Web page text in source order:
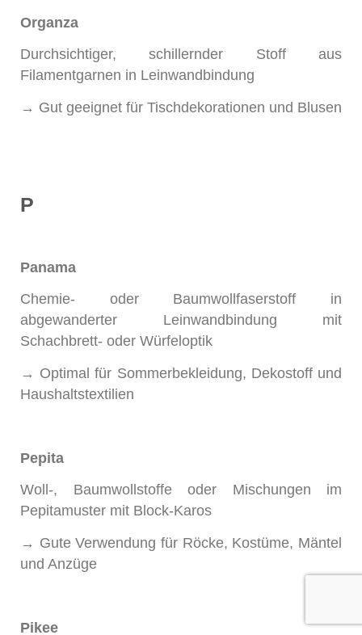
Organza
Durchsichtiger, schillernder Stoff aus
Filamentgarnen in Leinwandbindung
→ Gut geeignet für Tischdekorationen und Blusen
P
Panama
Chemie- oder Baumwollfaserstoff in
abgewanderter Leinwandbindung mit
Schachbrett- oder Würfeloptik
→ Optimal für Sommerbekleidung, Dekostoff und
Haushaltstextilien
Pepita
Woll-, Baumwollstoffe oder Mischungen im
Pepitamuster mit Block-Karos
→ Gute Verwendung für Röcke, Kostüme, Mäntel
und Anzüge
Pikee